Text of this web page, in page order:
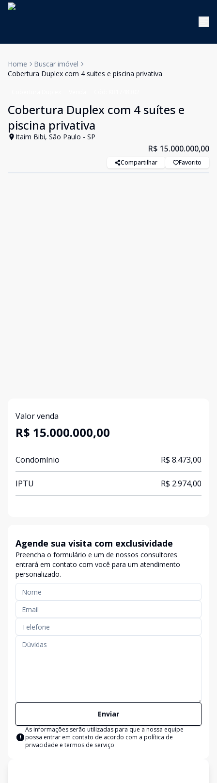
Home
Buscar imóvel
Cobertura Duplex com 4 suítes e piscina privativa
Cobertura Duplex com 4 suítes e
piscina privativa
Itaim Bibi, São Paulo - SP
R$ 15.000.000,00
Compartilhar Favorito
Valor venda
R$ 15.000.000,00
Condomínio R$ 8.473,00
IPTU R$ 2.974,00
Agende sua visita com exclusividade
Preencha o formulário e um de nossos consultores
entrará em contato com você para um atendimento
personalizado.
Enviar
As informações serão utilizadas para que a nossa equipe
possa entrar em contato de acordo com a política de
privacidade e termos de serviço